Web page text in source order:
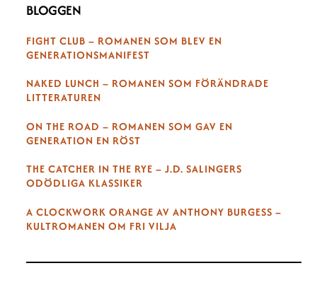
BLOGGEN
FIGHT CLUB – ROMANEN SOM BLEV EN
GENERATIONSMANIFEST
NAKED LUNCH – ROMANEN SOM FÖRÄNDRADE
LITTERATUREN
ON THE ROAD – ROMANEN SOM GAV EN
GENERATION EN RÖST
THE CATCHER IN THE RYE – J.D. SALINGERS
ODÖDLIGA KLASSIKER
A CLOCKWORK ORANGE AV ANTHONY BURGESS –
KULTROMANEN OM FRI VILJA